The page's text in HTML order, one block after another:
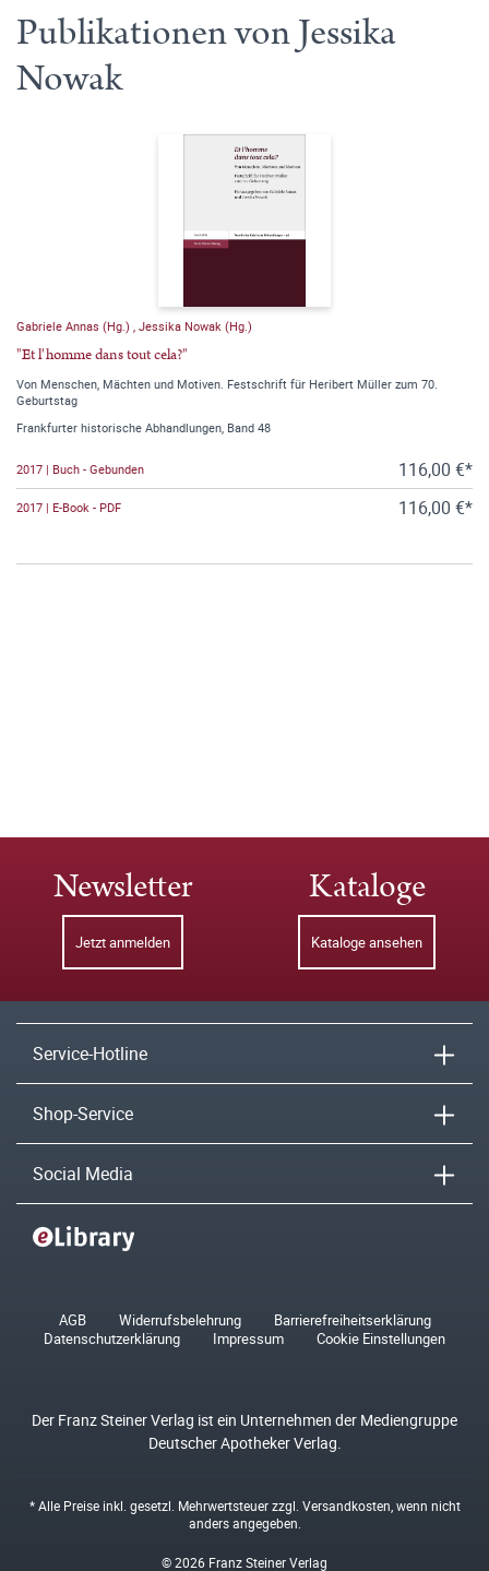
Publikationen von Jessika
Nowak
Gabriele Annas (Hg.) Jessika Nowak (Hg.)
"Et l'homme dans tout cela?"
Von Menschen, Mächten und Motiven. Festschrift für Heribert Müller zum 70.
Geburtstag
Frankfurter historische Abhandlungen, Band 48
2017 | Buch - Gebunden 116,00 €*
2017 | E-Book - PDF 116,00 €*
Newsletter
Jetzt anmelden
Kataloge
Kataloge ansehen
Service-Hotline
Shop-Service
Social Media
AGB Widerrufsbelehrung
Barrierefreiheitserklärung
Datenschutzerklärung
Impressum Cookie Einstellungen
Der Franz Steiner Verlag ist ein Unternehmen der Mediengruppe
Deutscher Apotheker Verlag.
* Alle Preise inkl. gesetzl. Mehrwertsteuer zzgl. Versandkosten , wenn nicht
anders angegeben.
© 2026 Franz Steiner Verlag